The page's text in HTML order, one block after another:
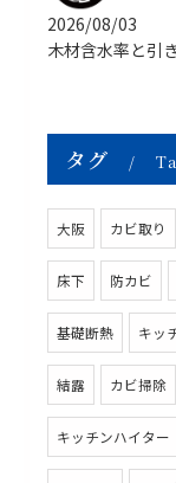
2026/08/03
タグ
大阪 カビ取り
床下 防カビ
基礎断熱 キッ
結露 カビ掃除
キッチンハイター